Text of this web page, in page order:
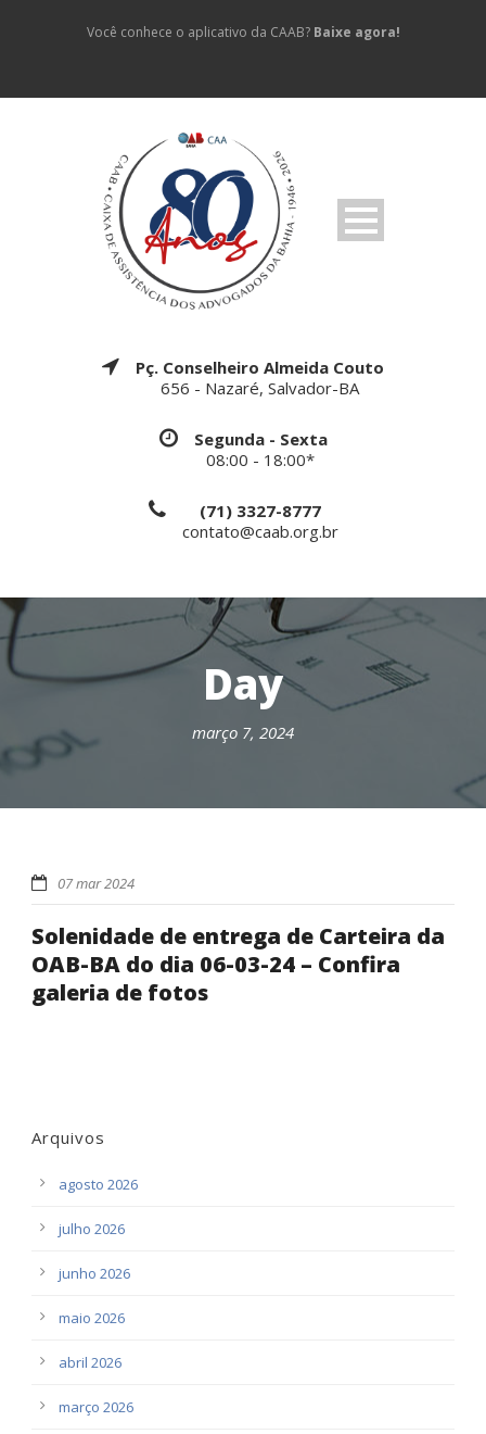
Você conhece o aplicativo da CAAB? Baixe agora!
Pç. Conselheiro Almeida Couto
656 - Nazaré, Salvador-BA
Segunda - Sexta
08:00 - 18:00*
(71) 3327-8777
contato@caab.org.br
Day
março 7, 2024
07 mar 2024
Solenidade de entrega de Carteira da
OAB-BA do dia 06-03-24 – Confira
galeria de fotos
Arquivos
agosto 2026
julho 2026
junho 2026
maio 2026
abril 2026
março 2026